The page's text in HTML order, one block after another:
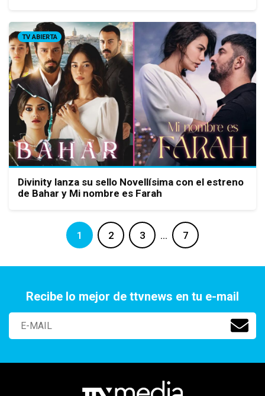
TV ABIERTA
Divinity lanza su sello Novellísima con el estreno
de Bahar y Mi nombre es Farah
1 2 3 … 7
Recibe lo mejor de ttvnews en tu e-mail